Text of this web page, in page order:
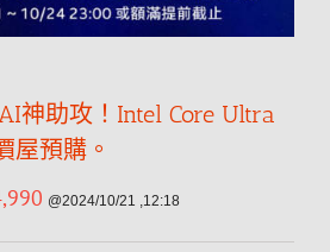
神助攻！Intel Core Ultra
屋預購。
@2024/10/21 ,12:18